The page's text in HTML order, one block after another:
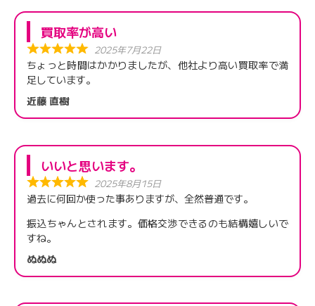
買取率が高い
2025年7月22日
ちょっと時間はかかりましたが、他社より高い買取率で満
足しています。
近藤 直樹
いいと思います。
2025年8月15日
過去に何回か使った事ありますが、全然普通です。
振込ちゃんとされます。価格交渉できるのも結構嬉しいで
すね。
ぬぬぬ